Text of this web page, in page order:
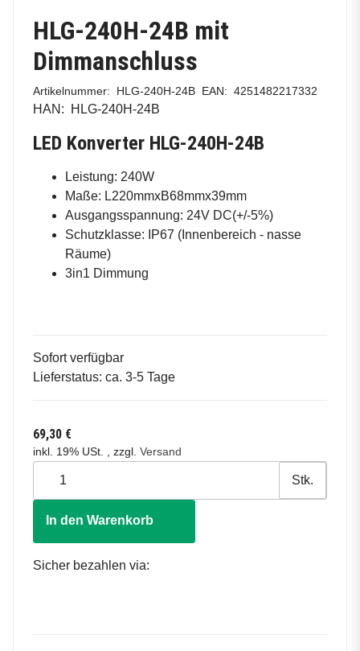
HLG-240H-24B mit
Dimmanschluss
Artikelnummer: HLG-240H-24B EAN: 4251482217332
HAN: HLG-240H-24B
LED Konverter HLG-240H-24B
Leistung: 240W
Maße: L220mmxB68mmx39mm
Ausgangsspannung: 24V DC(+/-5%)
Schutzklasse: IP67 (Innenbereich - nasse
Räume)
3in1 Dimmung
Sofort verfügbar
Lieferstatus: ca. 3-5 Tage
69,30 €
inkl. 19% USt. , zzgl. Versand
Stk.
In den Warenkorb
Sicher bezahlen via: